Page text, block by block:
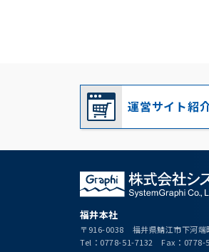
運営サイト紹
福井本社
〒916-0038 福井県鯖江市下河端
Tel：0778-51-7132 Fax：0778-